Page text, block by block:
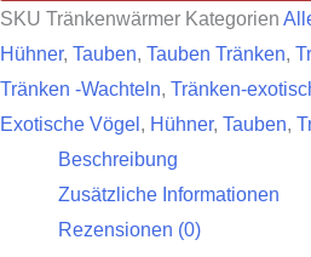
SKU Tränkenwärmer Kategorien
Hühner, Tauben, Tauben Tränken,
Tränken -Wachteln, Tränken-
Exotische Vögel , Hühner, Tauben,
Beschreibung
Zusätzliche Informationen
Rezensionen (0)